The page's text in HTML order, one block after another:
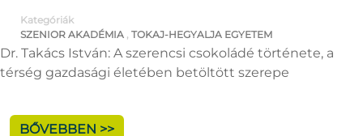
Kategóriák
SZENIOR AKADÉMIA , TOKAJ-HEGYALJA EGYETEM
Dr. Takács István: A szerencsi csokoládé története, a
térség gazdasági életében betöltött szerepe
BŐVEBBEN >>